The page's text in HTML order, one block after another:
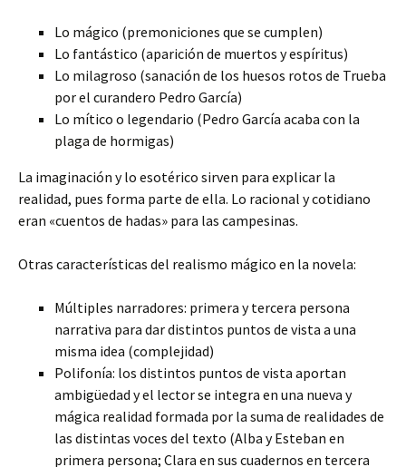
Lo mágico (premoniciones que se cumplen)
Lo fantástico (aparición de muertos y espíritus)
Lo milagroso (sanación de los huesos rotos de Trueba
por el curandero Pedro García)
Lo mítico o legendario (Pedro García acaba con la
plaga de hormigas)
La imaginación y lo esotérico sirven para explicar la
realidad, pues forma parte de ella. Lo racional y cotidiano
eran «cuentos de hadas» para las campesinas.
Otras características del realismo mágico en la novela:
Múltiples narradores: primera y tercera persona
narrativa para dar distintos puntos de vista a una
misma idea (complejidad)
Polifonía: los distintos puntos de vista aportan
ambigüedad y el lector se integra en una nueva y
mágica realidad formada por la suma de realidades de
las distintas voces del texto (Alba y Esteban en
primera persona; Clara en sus cuadernos en tercera